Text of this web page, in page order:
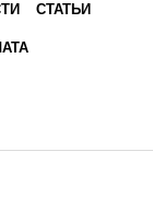
СТАТЬИ